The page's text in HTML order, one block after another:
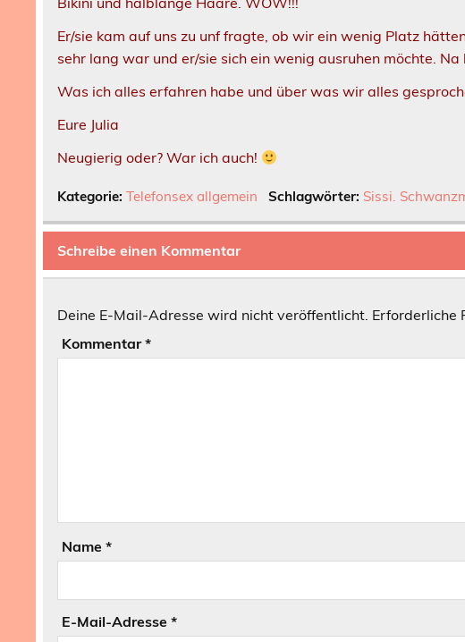
Er/sie kam auf uns zu unf fragte, ob wir ein wenig Platz
sehr lang war und er/sie sich ein wenig ausruhen möchte.
Was ich alles erfahren habe und über was wir alles
Eure Julia
Neugierig oder? War ich auch!
Kategorie:Telefonsex allgemein Schlagwörter: Sissi.
Schreibe einen Kommentar
Deine E-Mail-Adresse wird nicht veröffentlicht. Erforderliche
Kommentar*
Name*
E-Mail-Adresse*